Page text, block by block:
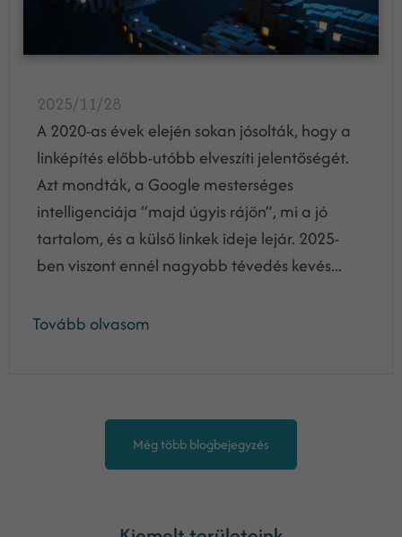
2025/11/28
A 2020-as évek elején sokan jósolták, hogy a
linképítés előbb-utóbb elveszíti jelentőségét.
Azt mondták, a Google mesterséges
intelligenciája “majd úgyis rájön”, mi a jó
tartalom, és a külső linkek ideje lejár. 2025-
ben viszont ennél nagyobb tévedés kevés...
Tovább olvasom
Még több blogbejegyzés